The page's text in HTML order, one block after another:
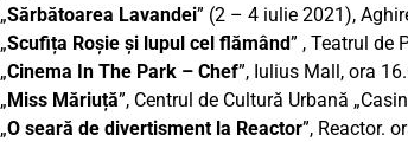
„Sărbătoarea Lavandei” (2 – 4 iulie 2021),
„Scufița Roșie și lupul cel flămând” , Teatrul de
„Cinema In The Park – Chef”, Iulius Mall, ora
„ Miss Măriuță”, Centrul de Cultură Urbană
„O seară de divertisment la Reactor”, Reactor.